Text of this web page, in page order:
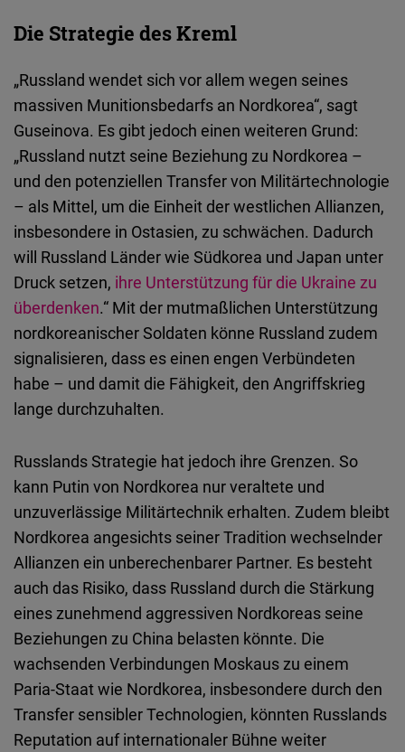
Die Strategie des Kreml
„Russland wendet sich vor allem wegen seines
massiven Munitionsbedarfs an Nordkorea“, sagt
Guseinova. Es gibt jedoch einen weiteren Grund:
„Russland nutzt seine Beziehung zu Nordkorea –
und den potenziellen Transfer von Militärtechnologie
– als Mittel, um die Einheit der westlichen Allianzen,
insbesondere in Ostasien, zu schwächen. Dadurch
will Russland Länder wie Südkorea und Japan unter
Druck setzen, ihre Unterstützung für die Ukraine zu
überdenken.“ Mit der mutmaßlichen Unterstützung
nordkoreanischer Soldaten könne Russland zudem
signalisieren, dass es einen engen Verbündeten
habe – und damit die Fähigkeit, den Angriffskrieg
lange durchzuhalten.
Russlands Strategie hat jedoch ihre Grenzen. So
kann Putin von Nordkorea nur veraltete und
unzuverlässige Militärtechnik erhalten. Zudem bleibt
Nordkorea angesichts seiner Tradition wechselnder
Allianzen ein unberechenbarer Partner. Es besteht
auch das Risiko, dass Russland durch die Stärkung
eines zunehmend aggressiven Nordkoreas seine
Beziehungen zu China belasten könnte. Die
wachsenden Verbindungen Moskaus zu einem
Paria-Staat wie Nordkorea, insbesondere durch den
Transfer sensibler Technologien, könnten Russlands
Reputation auf internationaler Bühne weiter